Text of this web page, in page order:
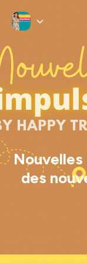
des